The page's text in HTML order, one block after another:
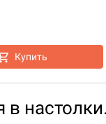
Купить
в